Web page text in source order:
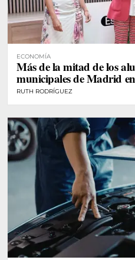
ECONOMÍA
Más de la mitad de los
municipales de Madrid
RUTH RODRÍGUEZ